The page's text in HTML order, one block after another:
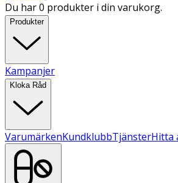
Du har 0 produkter i din varukorg.
Produkter
Kampanjer
Kloka Råd
VarumärkenKundklubbTjänsterHitta